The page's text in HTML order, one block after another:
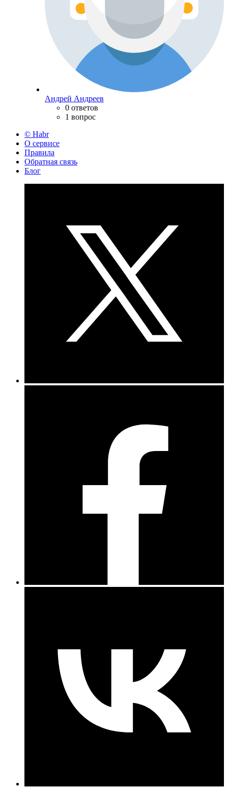
Андрей Андреев
0 ответов
1 вопрос
© Habr
О сервисе
Правила
Обратная связь
Блог